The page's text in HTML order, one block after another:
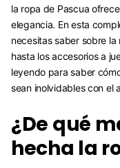
la ropa de Pascua
elegancia. En esta
necesitas saber sobre
hasta los accesorios a
leyendo para saber
sean inolvidables con el
¿De qué
hecha la